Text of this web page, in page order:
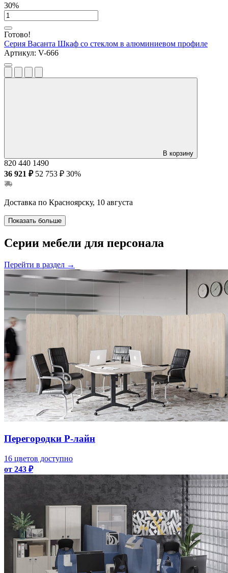
30%
Готово!
Серия Васанта Шкаф со стеклом в алюминиевом профиле
Артикул: V-666
В корзину
820 440 1490
36 921 ₽ 52 753 ₽ 30%
Доставка по Красноярску, 10 августа
Показать больше
Серии мебели для персонала
Перейти в раздел →
Перегородки Р-лайн
16 цветов доступно
от 243 ₽